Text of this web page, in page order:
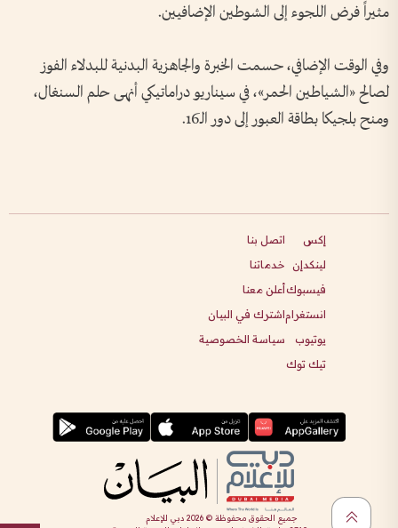
مثيراً فرض اللجوء إلى الشوطين الإضافيين.
وفي الوقت الإضافي، حسمت الخبرة والجاهزية البدنية للبدلاء الفوز
لصالح «الشياطين الحمر»، في سيناريو دراماتيكي أنهى حلم السنغال،
ومنح بلجيكا بطاقة العبور إلى دور الـ16.
إكس
لينكدإن
فيسبوك
انستغرام
يوتيوب
تيك توك
اتصل بنا
خدماتنا
أعلن معنا
اشترك في البيان
سياسة الخصوصية
جميع الحقوق محفوظة ©2026 دبي للإعلام